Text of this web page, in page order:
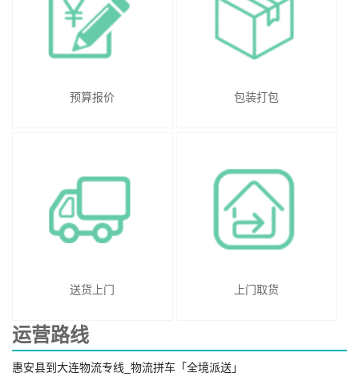
预算报价 包装打包
送货上门 上门取货
运营路线
惠安县到大连物流专线_物流拼车「全境派送」